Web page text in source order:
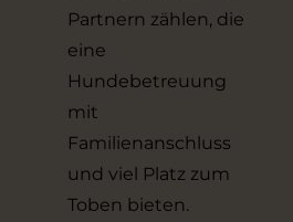
Partnern zählen, die
eine
Hundebetreuung
mit
Familienanschluss
und viel Platz zum
Toben bieten.